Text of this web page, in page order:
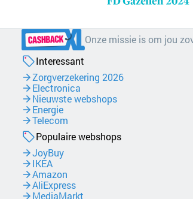
Onze missie is om jou
Interessant
Zorgverzekering 2026
Electronica
Nieuwste webshops
Energie
Telecom
Populaire webshops
JoyBuy
IKEA
Amazon
AliExpress
MediaMarkt